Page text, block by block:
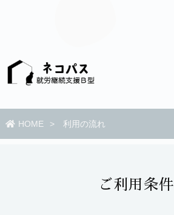
HOME 利用の流れ
ご利用条件